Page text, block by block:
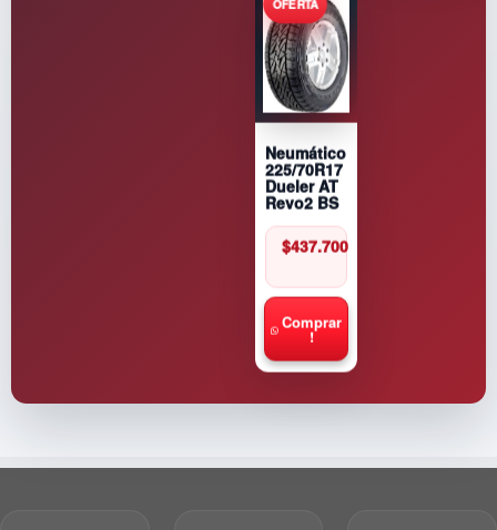
Neumático
225/70R17
Dueler AT
Revo2 BS
$437.700
Comprar
!